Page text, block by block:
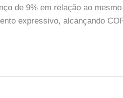
de 9% em relação ao
expressivo, alcançando